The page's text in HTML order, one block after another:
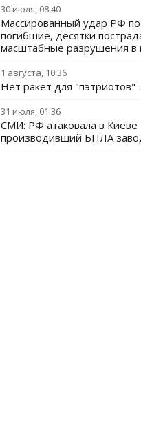
30 июля, 08:40
Массированный удар РФ по
погибшие, десятки
масштабные разрушения в
1 августа, 10:36
Нет ракет для "пэтриотов"
31 июля, 01:36
СМИ: РФ атаковала в Киеве
производивший БПЛА